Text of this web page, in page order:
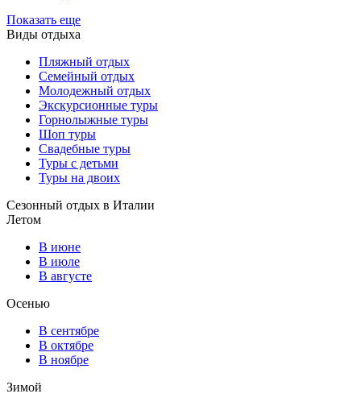
Показать еще
Виды отдыха
Пляжный отдых
Семейный отдых
Молодежный отдых
Экскурсионные туры
Горнолыжные туры
Шоп туры
Свадебные туры
Туры с детьми
Туры на двоих
Сезонный отдых в Италии
Летом
В июне
В июле
В августе
Осенью
В сентябре
В октябре
В ноябре
Зимой